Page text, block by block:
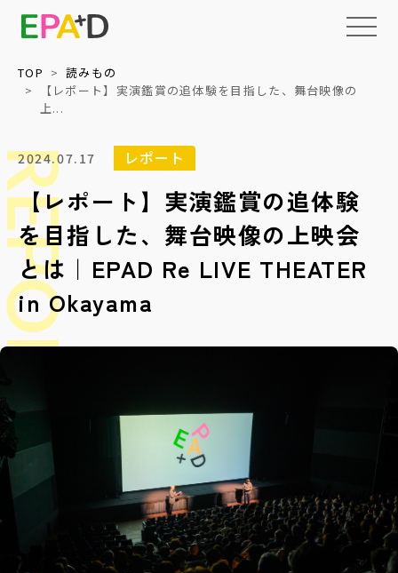
アーカイブ
情報の整理・データベース化
権利処理サポート
収録技術検証
活用について
上映・イベント
読みもの
メディア
データベースへ
Contact お問い合わせ
TOP
読みもの
【レポート】実演鑑賞の追体験を目指した、舞台映像の
上...
2024.07.17 レポート
【レポート】実演鑑賞の追体験
を目指した、舞台映像の上映会
とは｜EPAD Re LIVE THEATER
in Okayama